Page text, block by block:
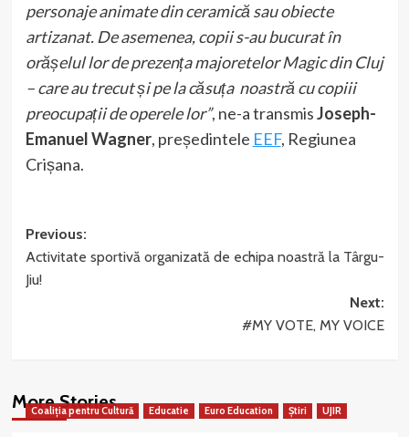
personaje animate din ceramică sau obiecte
artizanat. De asemenea, copii s-au bucurat în
orășelul lor de prezența majoretelor Magic din Cluj
– care au trecut și pe la căsuța noastră cu copiii
preocupații de operele lor”, ne-a transmisJoseph-
Emanuel Wagner, președintele EEF, Regiunea
Crișana.
Post
navigation
Previous:
Activitate sportivă organizată de echipa noastră la Târgu-
Jiu!
Next:
#MY VOTE, MY VOICE
More Stories
Coaliția pentru Cultură Educatie Euro Education Știri UJIR